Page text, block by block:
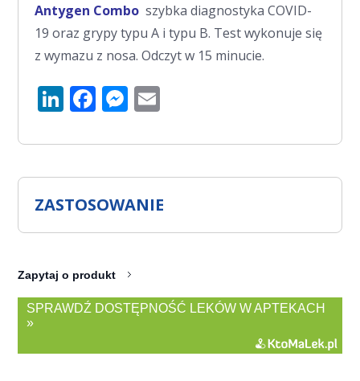
Antygen Combo szybka diagnostyka COVID-
19 oraz grypy typu A i typu B. Test wykonuje się
z wymazu z nosa. Odczyt w 15 minucie.
LinkedIn
Facebook
Messenger
ZASTOSOWANIE
Zapytaj o produkt
SPRAWDŹ DOSTĘPNOŚĆ LEKÓW W APTEKACH
»